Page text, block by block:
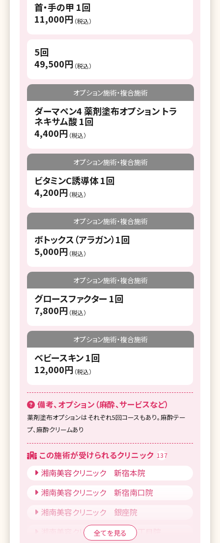
首・手の甲 1回
11,000円 （税込）
5回
49,500円 （税込）
オプション施術・複合施術
ダーマペン4 薬剤塗布オプション トラ
ネキサム酸 1回
4,400円 （税込）
オプション施術・複合施術
ビタミンC誘導体 1回
4,200円 （税込）
オプション施術・複合施術
ボトックス（アラガン）1回
5,000円 （税込）
オプション施術・複合施術
グロースファクター 1回
7,800円 （税込）
オプション施術・複合施術
ベビースキン 1回
12,000円 （税込）
備考、オプション（麻酔、サービスなど）
薬剤塗布オプションはそれぞれ5回コースもあり。麻酔テー
プ、麻酔クリームあり
この施術が受けられるクリニック 137
湘南美容クリニック 新宿本院
湘南美容クリニック 新宿南口院
湘南美容クリニック 銀座院
湘南美容クリニック 銀座一丁目院
全てを見る